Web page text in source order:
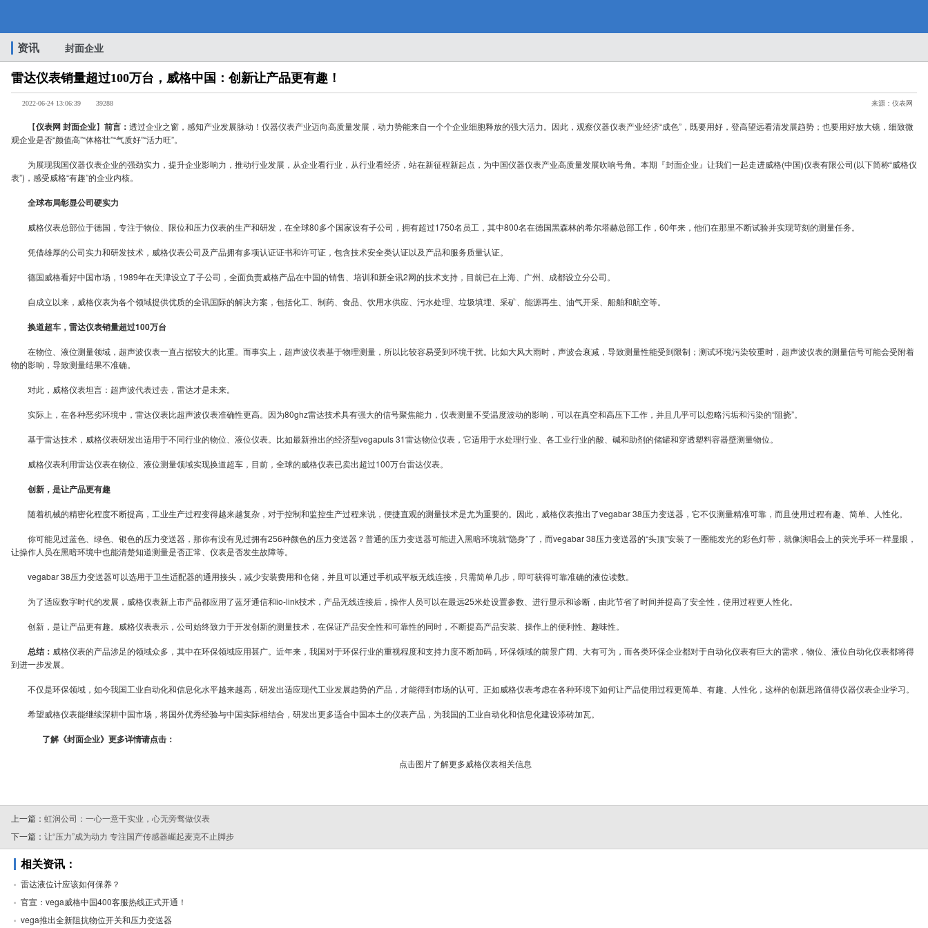
雷
达
仪
表
销
量
超
过
100
万
资讯 封面企业
雷达仪表销量超过100万台，威格中国：创新让产品更有趣！
2022-06-24 13:06:39 39288 来源：仪表网
【仪表网 封面企业】 前言： 透过企业之窗，感知产业发展脉动！仪器仪表产业迈向高质量发展，动力势能来自一个个企业细胞释放的强大活力。因此，观察仪器仪表产业经济“成色”，既要用好，登高望远看清发展趋势；也要用好放大镜，细致微
观企业是否“颜值高”“体格壮”“气质好”“活力旺”。
为展现我国仪器仪表企业的强劲实力，提升企业影响力，推动行业发展，从企业看行业，从行业看经济，站在新征程新起点，为中国仪器仪表产业高质量发展吹响号角。本期『封面企业』让我们一起走进威格(中国)仪表有限公司(以下简称“威格仪
表”)，感受威格“有趣”的企业内核。
全球布局彰显公司硬实力
威格仪表总部位于德国，专注于物位、限位和压力仪表的生产和研发，在全球80多个国家设有子公司，拥有超过1750名员工，其中800名在德国黑森林的希尔塔赫总部工作，60年来，他们在那里不断试验并实现苛刻的测量任务。
凭借雄厚的公司实力和研发技术，威格仪表公司及产品拥有多项认证证书和许可证，包含技术安全类认证以及产品和服务质量认证。
德国威格看好中国市场，1989年在天津设立了子公司，全面负责威格产品在中国的销售、培训和新全讯2网的技术支持，目前已在上海、广州、成都设立分公司。
自成立以来，威格仪表为各个领域提供优质的全讯国际的解决方案，包括化工、制药、食品、饮用水供应、污水处理、垃圾填埋、采矿、能源再生、油气开采、船舶和航空等。
换道超车，雷达仪表销量超过100万台
在物位、液位测量领域，超声波仪表一直占据较大的比重。而事实上，超声波仪表基于物理测量，所以比较容易受到环境干扰。比如大风大雨时，声波会衰减，导致测量性能受到限制；测试环境污染较重时，超声波仪表的测量信号可能会受附着
物的影响，导致测量结果不准确。
对此，威格仪表坦言：超声波代表过去，雷达才是未来。
实际上，在各种恶劣环境中，雷达仪表比超声波仪表准确性更高。因为80ghz雷达技术具有强大的信号聚焦能力，仪表测量不受温度波动的影响，可以在真空和高压下工作，并且几乎可以忽略污垢和污染的“阻挠”。
基于雷达技术，威格仪表研发出适用于不同行业的物位、液位仪表。比如最新推出的经济型vegapuls 31雷达物位仪表，它适用于水处理行业、各工业行业的酸、碱和助剂的储罐和穿透塑料容器壁测量物位。
威格仪表利用雷达仪表在物位、液位测量领域实现换道超车，目前，全球的威格仪表已卖出超过100万台雷达仪表。
创新，是让产品更有趣
随着机械的精密化程度不断提高，工业生产过程变得越来越复杂，对于控制和监控生产过程来说，便捷直观的测量技术是尤为重要的。因此，威格仪表推出了vegabar 38压力变送器，它不仅测量精准可靠，而且使用过程有趣、简单、人性化。
你可能见过蓝色、绿色、银色的压力变送器，那你有没有见过拥有256种颜色的压力变送器？普通的压力变送器可能进入黑暗环境就“隐身”了，而vegabar 38压力变送器的“头顶”安装了一圈能发光的彩色灯带，就像演唱会上的荧光手环一样显眼，
让操作人员在黑暗环境中也能清楚知道测量是否正常、仪表是否发生故障等。
vegabar 38压力变送器可以选用于卫生适配器的通用接头，减少安装费用和仓储，并且可以通过手机或平板无线连接，只需简单几步，即可获得可靠准确的液位读数。
为了适应数字时代的发展，威格仪表新上市产品都应用了蓝牙通信和io-link技术，产品无线连接后，操作人员可以在最远25米处设置参数、进行显示和诊断，由此节省了时间并提高了安全性，使用过程更人性化。
创新，是让产品更有趣。威格仪表表示，公司始终致力于开发创新的测量技术，在保证产品安全性和可靠性的同时，不断提高产品安装、操作上的便利性、趣味性。
总结： 威格仪表的产品涉足的领域众多，其中在环保领域应用甚广。近年来，我国对于环保行业的重视程度和支持力度不断加码，环保领域的前景广阔、大有可为，而各类环保企业都对于自动化仪表有巨大的需求，物位、液位自动化仪表都将得
到进一步发展。
不仅是环保领域，如今我国工业自动化和信息化水平越来越高，研发出适应现代工业发展趋势的产品，才能得到市场的认可。正如威格仪表考虑在各种环境下如何让产品使用过程更简单、有趣、人性化，这样的创新思路值得仪器仪表企业学习。
希望威格仪表能继续深耕中国市场，将国外优秀经验与中国实际相结合，研发出更多适合中国本土的仪表产品，为我国的工业自动化和信息化建设添砖加瓦。
了解《封面企业》更多详情请点击：
点击图片了解更多威格仪表相关信息
上一篇： 虹润公司：一心一意干实业，心无旁骛做仪表
下一篇： 让“压力”成为动力 专注国产传感器崛起麦克不止脚步
相关资讯：
雷达液位计应该如何保养？
官宣：vega威格中国400客服热线正式开通！
vega推出全新阻抗物位开关和压力变送器